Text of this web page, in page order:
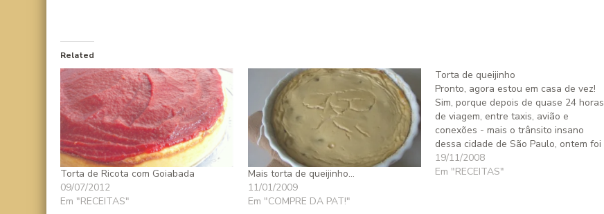
Related
Torta de Ricota com Goiabada
09/07/2012
Em "RECEITAS"
Mais torta de queijinho…
11/01/2009
Em "COMPRE DA PAT!"
Torta de queijinho
Pronto, agora estou em casa de vez!
Sim, porque depois de quase 24 horas
de viagem, entre taxis, avião e
conexões - mais o trânsito insano
dessa cidade de São Paulo, ontem foi
quase como se eu não tivesse
chegado. Sem contar o fuso horário,
19/11/2008
Em "RECEITAS"